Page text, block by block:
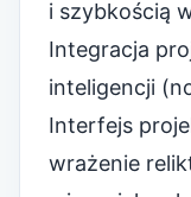
i szybkością
Integracja
inteligencji
Interfejs
wrażenie